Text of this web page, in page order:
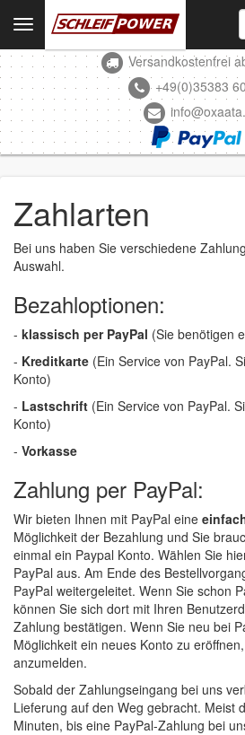
Kontakt
WebShop/Produkte
Schleifmittel
Spachteln
Lackieren
Polieren
Malerbedarf & Zubehör
Werkzeug & Maschinen
Arbeitsschutz
Luftfilter
Mischfarben
Restposten
Informationsmaterial
MARKEN
Toggle
navigation Versandkostenfrei
+49(0)35383
Zahlarten
Bei uns haben Sie verschiedene
Auswahl.
Bezahloptionen:
- klassisch per PayPal (Sie benötigen
- Kreditkarte (Ein Service von PayPal.
Konto)
- Lastschrift (Ein Service von PayPal.
Konto)
- Vorkasse
Zahlung per PayPal:
Wir bieten Ihnen mit PayPal eine
Möglichkeit der Bezahlung und Sie
einmal ein Paypal Konto. Wählen Sie
PayPal aus. Am Ende des
PayPal weitergeleitet. Wenn Sie schon
können Sie sich dort mit Ihren
Zahlung bestätigen. Wenn Sie neu bei
Möglichkeit ein neues Konto zu
anzumelden.
Sobald der Zahlungseingang bei uns
Lieferung auf den Weg gebracht. Meist
Minuten, bis eine PayPal-Zahlung bei